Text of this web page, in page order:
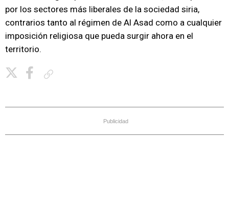
por los sectores más liberales de la sociedad siria,
contrarios tanto al régimen de Al Asad como a cualquier
imposición religiosa que pueda surgir ahora en el
territorio.
Publicidad